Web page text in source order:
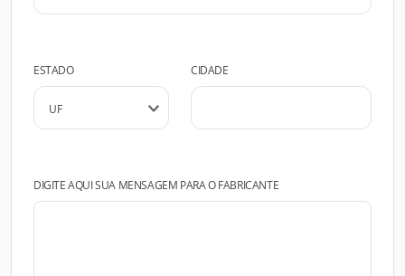
ESTADO CIDADE
DIGITE AQUI SUA MENSAGEM PARA O FABRICANTE